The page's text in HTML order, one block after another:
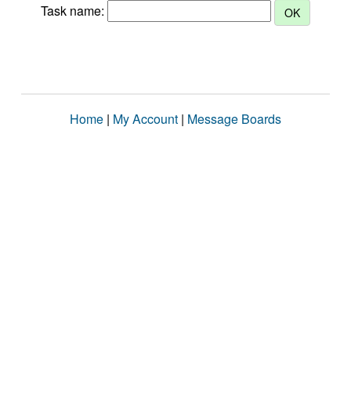
Task name:
Home | My Account | Message Boards